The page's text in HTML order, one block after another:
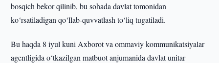
bosqich bekor qilinib, bu sohada davlat tomonidan
ko‘rsatiladigan qo‘llab-quvvatlash to‘liq tugatiladi.
Bu haqda 8 iyul kuni Axborot va ommaviy kommunikatsiyalar
agentligida o‘tkazilgan matbuot anjumanida davlat unitar